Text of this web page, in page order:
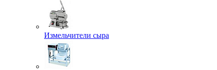
Измельчители сыра